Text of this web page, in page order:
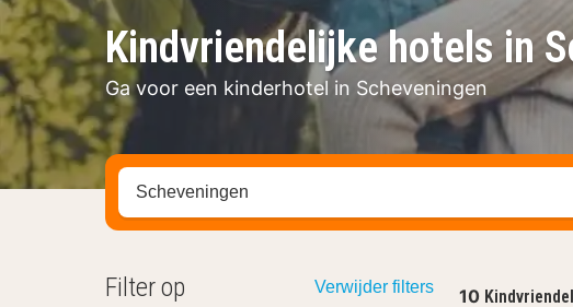
Kindvriendelijke hotels in
Ga voor een kinderhotel in Scheveningen
Zoek op hotel, regio of stad
10
Filter op Verwijder filters